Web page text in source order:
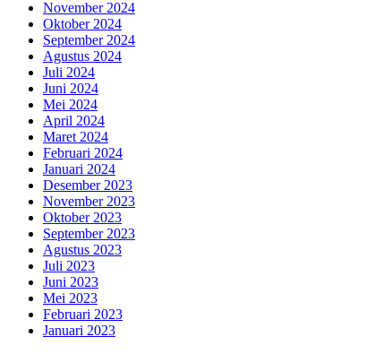
November 2024
Oktober 2024
September 2024
Agustus 2024
Juli 2024
Juni 2024
Mei 2024
April 2024
Maret 2024
Februari 2024
Januari 2024
Desember 2023
November 2023
Oktober 2023
September 2023
Agustus 2023
Juli 2023
Juni 2023
Mei 2023
Februari 2023
Januari 2023